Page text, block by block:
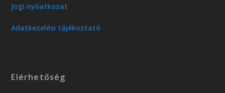
Jogi nyilatkozat
Adatkezelési tájékoztató
Elérhetőség